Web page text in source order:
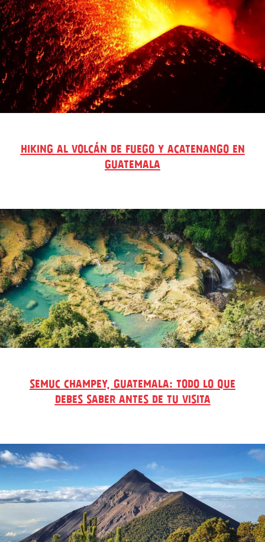
HIKING AL VOLCÁN DE FUEGO Y ACATENANGO EN
GUATEMALA
SEMUC CHAMPEY, GUATEMALA: TODO LO QUE
DEBES SABER ANTES DE TU VISITA